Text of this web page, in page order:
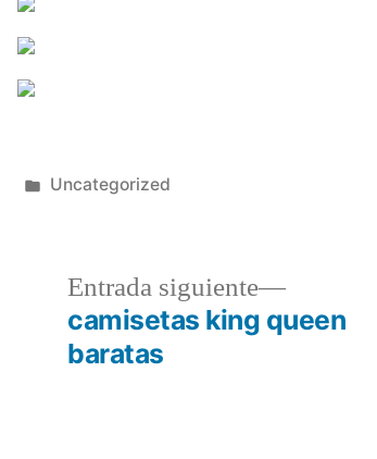
Publicado
Uncategorized
Entrada siguiente
Entrada
siguiente:
camisetas king queen
baratas